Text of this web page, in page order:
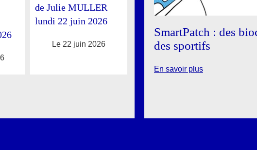
de Julie MULLER
lundi 22 juin 2026
Le 22 juin 2026
SmartPatch : des
des sportifs
En savoir plus